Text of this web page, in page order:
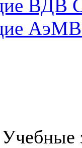
ВДВ
АэМВ
Учебные